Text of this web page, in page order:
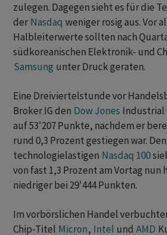
zulegen. Dagegen sieht es für die
der Nasdaq weniger rosig aus. Vor
Halbleiterwerte sollten nach
südkoreanischen Elektronik- und
Samsung unter Druck geraten.
Eine Dreiviertelstunde vor
Broker IG den Dow Jones Industrial
auf 53'207 Punkte, nachdem er
rund 0,3 Prozent gestiegen war. Den
technologielastigen Nasdaq 100
von fast 1,3 Prozent am Vortag nun
niedriger bei 29'444 Punkten.
Im vorbörslichen Handel
Chip-Titel Micron, Intel und AMD